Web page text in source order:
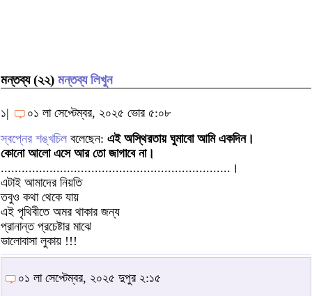
মন্তব্য (২২) মন্তব্য লিখুন
১|
০১ লা সেপ্টেম্বর, ২০২৫ ভোর ৫:০৮
স্বপ্নের শঙ্খচিল বলেছেন: এই অস্থিরতায় ঘুমাবো আমি একদিন।
কোনো আলো এসে আর তো জাগাবে না।
..................................................................।
এটাই আমাদের নিয়তি
তবুও কথা থেকে যায়
এই পৃথিবীতে অমর থাকার জন্য
প্রানান্ত প্রচেষ্টার মাঝে
ভালোবাসা লুকায় !!!
০১ লা সেপ্টেম্বর, ২০২৫ দুপুর ২:১৫